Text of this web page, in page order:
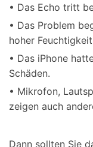
• Das Echo tritt
• Das Problem
hoher
• Das iPhone
Schäden.
• Mikrofon,
zeigen auch
Dann sollten Sie